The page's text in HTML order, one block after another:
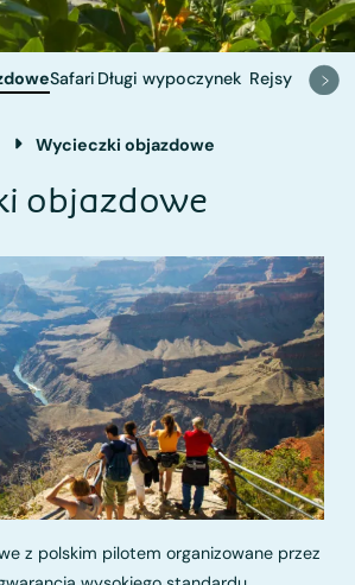
Safari Długi wypoczynek Rejsy
Wycieczki objazdowe
objazdowe
z polskim pilotem organizowane przez